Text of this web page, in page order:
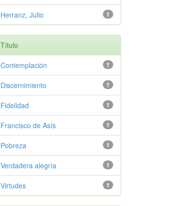
1
Herranz, Julio
Título
1
Contemplación
1
Discernimiento
1
Fidelidad
1
Francisco de Asís
1
Pobreza
1
Verdadera alegría
1
Virtudes